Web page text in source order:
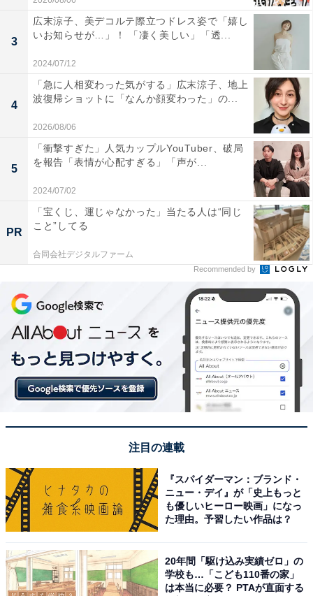
3
広末涼子、美デコルテ際立つドレス姿で「嬉し
いお知らせが…」！ 「凄く美しい」「透...
2024/07/12
4
「急に人相変わった気がする」広末涼子、地上
波復帰ショットに「なんか顔変わった」の...
2026/08/06
5
「衝撃すぎた」人気カップルYouTuber、破局
を報告「表情が心配すぎる」「声が...
2024/07/02
PR
「宝くじ、運じゃなかった」当たる人は“同じ
こと”してる
合同会社デジタルファーム
Recommended by
注目の連載
『スパイダーマン：ブランド・
ニュー・デイ』が「史上もっと
も優しいヒーロー映画」になっ
た理由。予習したい作品は？
20年間「駆け込み実績ゼロ」の
学校も…「こども110番の家」
は本当に必要？ PTAが直面する